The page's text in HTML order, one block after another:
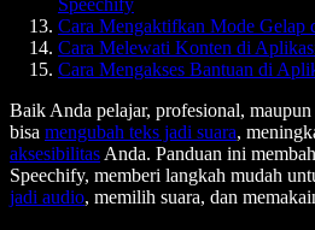
Cara Mengaktifkan Mode Gelap
Cara Melewati Konten di
Cara Mengakses Bantuan di
Baik Anda pelajar, profesional,
bisa mengubah teks jadi suara,
aksesibilitas Anda. Panduan ini
Speechify, memberi langkah mudah
jadi audio, memilih suara, dan